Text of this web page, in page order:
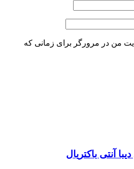
من در مرورگر برای زمانی که
آنتی باکتریال